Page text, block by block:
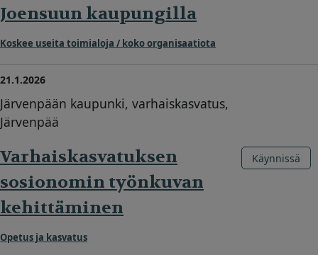
Joensuun kaupungilla
Koskee useita toimialoja / koko organisaatiota
21.1.2026
Järvenpään kaupunki, varhaiskasvatus,
Järvenpää
Varhaiskasvatuksen
sosionomin työnkuvan
kehittäminen
Opetus ja kasvatus
Käynnissä